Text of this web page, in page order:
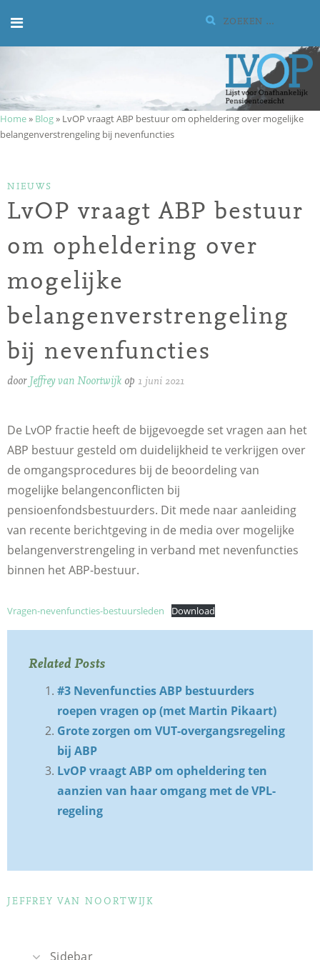
naar
de
Zoeken:
Home» Blog» LvOP vraagt ABP bestuur om opheldering over mogelijke
belangenverstrengeling bij nevenfuncties
CATEGORIEËN
NIEUWS
LvOP vraagt ABP bestuur
om opheldering over
mogelijke
belangenverstrengeling
bij nevenfuncties
door Jeffrey van Noortwijk op 1 juni 2021
De LvOP fractie heeft de bijgevoegde set vragen aan het
ABP bestuur gesteld om duidelijkheid te verkrijgen over
de omgangsprocedures bij de beoordeling van
mogelijke belangenconflicten bij
pensioenfondsbestuurders. Dit mede naar aanleiding
van recente berichtgeving in de media over mogelijke
belangenverstrengeling in verband met nevenfuncties
binnen het ABP-bestuur.
Vragen-nevenfuncties-bestuursleden Download
Related Posts
#3 Nevenfuncties ABP bestuurders
roepen vragen op (met Martin Pikaart)
Grote zorgen om VUT-overgangsregeling
bij ABP
LvOP vraagt ABP om opheldering ten
aanzien van haar omgang met de VPL-
regeling
JEFFREY VAN NOORTWIJK
Sidebar